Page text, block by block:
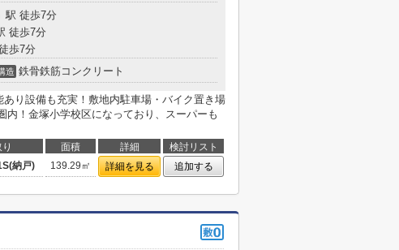
駅 徒歩7分
徒歩7分
歩7分
造 鉄骨鉄筋コンクリート
り設備も充実！敷地内駐車場・バイク置き場
内！金塚小学校区になっており、スーパーも
面積 詳細
検討リスト
納戸) 139.29㎡ 詳細を見る 追加する